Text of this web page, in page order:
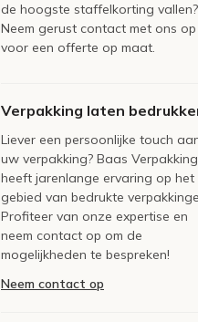
de hoogste staffelkorting vallen?
Neem gerust contact met ons op
voor een offerte op maat.
Verpakking laten
Liever een persoonlijke touch
uw verpakking? Baas
heeft jarenlange ervaring op het
gebied van bedrukte
Profiteer van onze expertise en
neem contact op om de
mogelijkheden te bespreken!
Neem contact op